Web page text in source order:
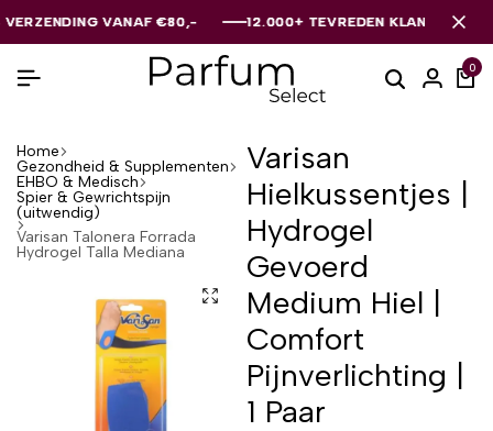
VANAF €80,- 12.000+ TEVREDEN KLANTEN
VANAF €80,- 12.000+ TEVREDEN KLANTEN
VANAF €80,- 12.000+ TEVREDEN KLANTEN
0
Home
Gezondheid & Supplementen
EHBO & Medisch
Spier & Gewrichtspijn
(uitwendig)
Varisan Talonera Forrada
Hydrogel Talla Mediana
Varisan
Hielkussentjes |
Hydrogel
Gevoerd
Medium Hiel |
Comfort
Pijnverlichting |
1 Paar